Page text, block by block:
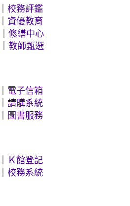
校務評鑑
資優教育
修繕中心
教師甄選
電子信箱
請購系統
圖書服務
Ｋ館登記
校務系統